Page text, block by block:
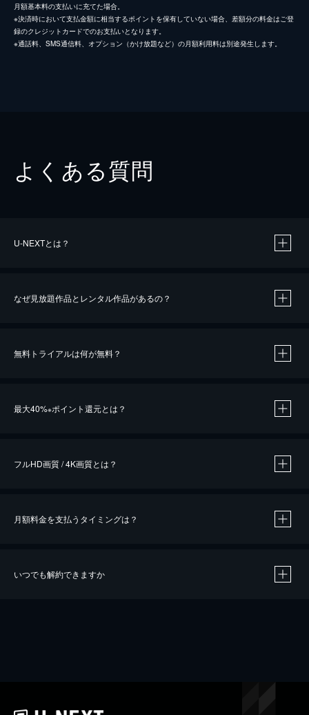
月額基本料の支払いに充てた場合。
※決済時において支払金額に相当するポイントを保有していない場合、差額分の料金はご登
録のクレジットカードでのお支払いとなります。
※通話料、SMS通信料、オプション（かけ放題など）の月額利用料は別途発生します。
よくある質問
U-NEXTとは？
なぜ見放題作品とレンタル作品があるの？
無料トライアルは何が無料？
最大40%※ポイント還元とは？
※40％ポイント還元の対象は、クレジットカード決済による作品の購入 / レンタルです。
iOSアプリのUコイン決済による作品の購入 / レンタルは、20％のポイント還元です。
フルHD画質 / 4K画質とは？
月額料金を支払うタイミングは？
いつでも解約できますか